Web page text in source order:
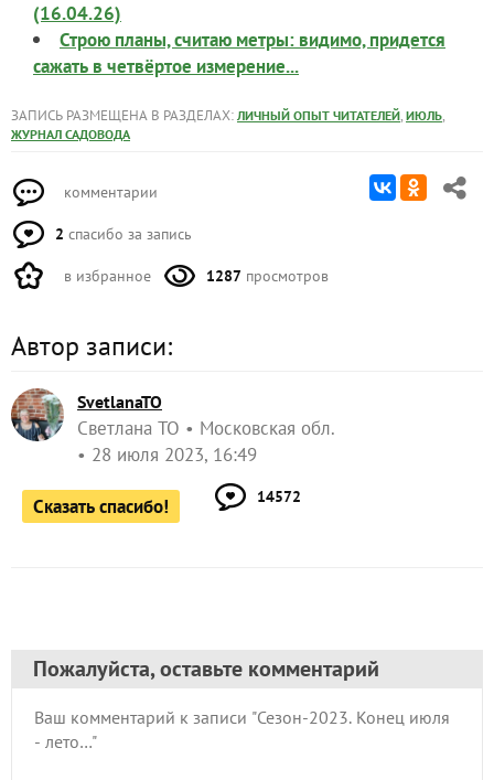
(16.04.26)
Строю планы, считаю метры: видимо, придется
сажать в четвёртое измерение...
ЗАПИСЬ РАЗМЕЩЕНА В РАЗДЕЛАХ: ЛИЧНЫЙ ОПЫТ ЧИТАТЕЛЕЙ, ИЮЛЬ,
ЖУРНАЛ САДОВОДА
комментарии
2 спасибо за запись
в избранное 1287 просмотров
Автор записи:
SvetlanaTO
Светлана ТО
Московская обл.
28 июля 2023, 16:49
Сказать спасибо! 14572
Пожалуйста, оставьте комментарий